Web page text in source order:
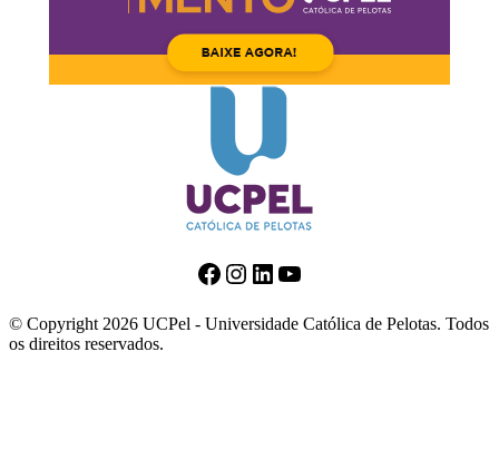
Facebook
Instagram
LinkedIn
Youtube
© Copyright 2026 UCPel - Universidade Católica de Pelotas. Todos
os direitos reservados.